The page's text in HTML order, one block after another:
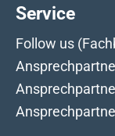
Service
Follow us